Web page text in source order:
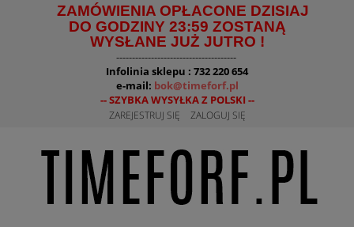
ZAMÓWIENIA OPŁACONE DZISIAJ
DO GODZINY 23:59 ZOSTANĄ
WYSŁANE JUŻ JUTRO !
--------------------------------------
Infolinia sklepu : 732 220 654
e-mail: bok@timeforf.pl
-- SZYBKA WYSYŁKA Z POLSKI --
ZAREJESTRUJ SIĘ ZALOGUJ SIĘ